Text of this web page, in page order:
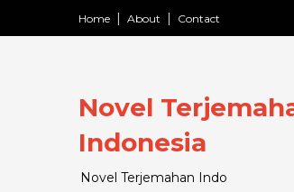
Home About Contact
Novel
Indonesia
Novel Terjemahan Indo